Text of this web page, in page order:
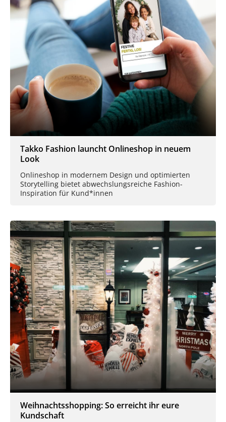
Takko Fashion launcht Onlineshop in neuem
Look
Onlineshop in modernem Design und optimierten
Storytelling bietet abwechslungsreiche Fashion-
Inspiration für Kund*innen
Weihnachtsshopping: So erreicht ihr eure
Kundschaft